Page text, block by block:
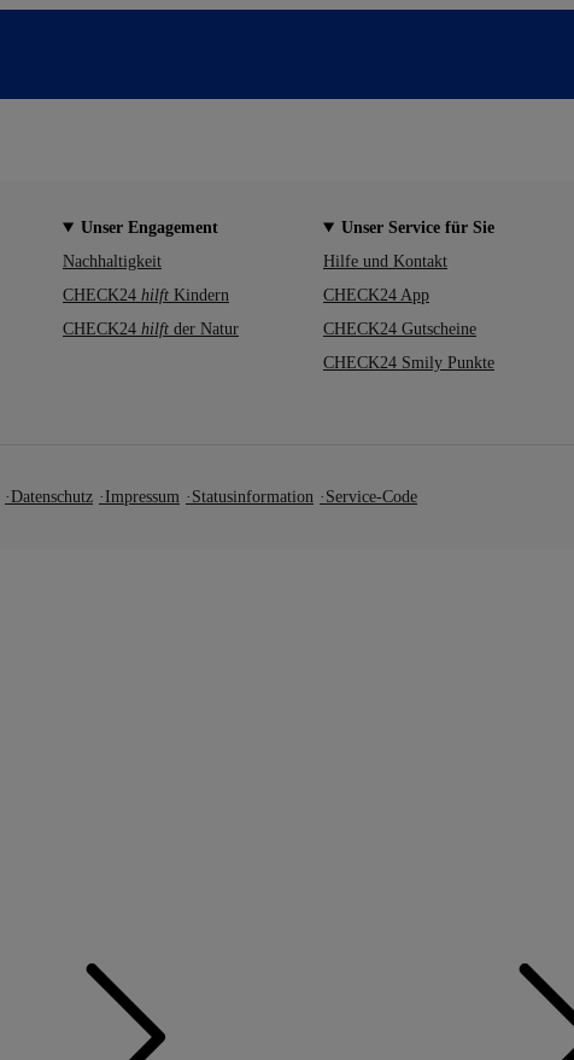
Unser Engagement
Nachhaltigkeit
CHECK24 hilft Kindern
CHECK24 hilft der Natur
Unser Service für Sie
Hilfe und Kontakt
CHECK24 App
CHECK24 Gutscheine
CHECK24 Smily Punkte
Datenschutz Impressum Statusinformation Service-Code